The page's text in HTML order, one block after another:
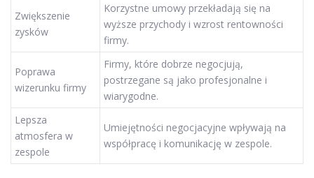
Zwiększenie
zysków
Korzystne umowy przekładają się na
wyższe przychody i wzrost rentowności
firmy.
Poprawa
wizerunku firmy
Firmy, które dobrze negocjują,
postrzegane są jako profesjonalne i
wiarygodne.
Lepsza
atmosfera w
zespole
Umiejętności negocjacyjne wpływają na
współpracę i komunikację w zespole.